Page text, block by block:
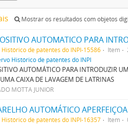
Mostrar os resultados com objetos
Histórico de patentes do INPI-15586 Item
Histórico de patentes do INPI
AUTOMÁTICO PARA INTRODUZIR
CAIXA DE LAVAGEM DE LATRINAS
MOTTA JUNIOR
Histórico de patentes do INPI-16357 Item